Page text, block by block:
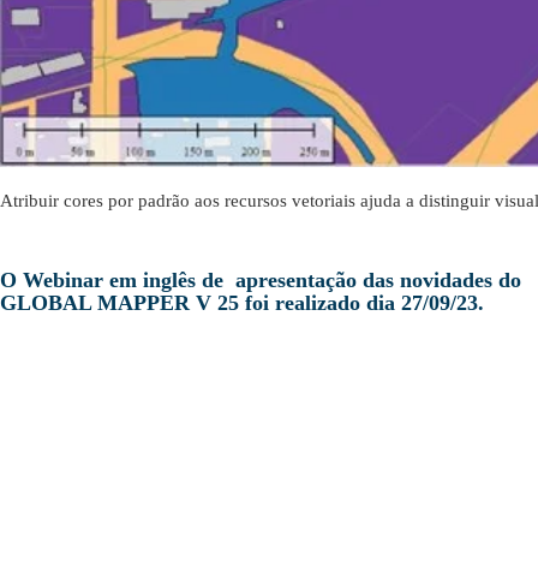
Atribuir cores por padrão aos recursos vetoriais ajuda a distinguir
O Webinar em inglês de apresentação das novidades do
GLOBAL MAPPER V 25 foi realizado dia 27/09/23.